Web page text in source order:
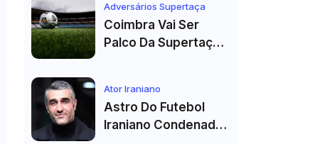
Madrid
Adversários Supertaça
Coimbra Vai Ser
Palco Da Supertaça
E Adversários
Confirmados
Ator Iraniano
Astro Do Futebol
Iraniano Condenado